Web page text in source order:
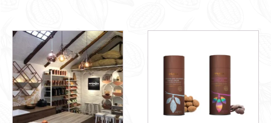
Este
producto
tiene
múltiples
variantes.
Las